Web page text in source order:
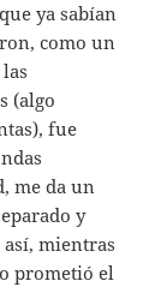
ya sabían
como un
(algo
fue
me da un
y
mientras
prometió el